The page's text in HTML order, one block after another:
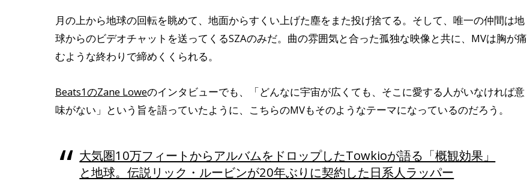
月の上から地球の回転を眺めて、地面からすくい上げた塵をまた投げ捨てる。そして、唯一の仲間は地
球からのビデオチャットを送ってくるSZAのみだ。曲の雰囲気と合った孤独な映像と共に、MVは胸が痛
むような終わりで締めくくられる。
Beats1のZane Loweのインタビューでも、「どんなに宇宙が広くても、そこに愛する人がいなければ意
味がない」という旨を語っていたように、こちらのMVもそのようなテーマになっているのだろう。
大気圏10万フィートからアルバムをドロップしたTowkioが語る「概観効果」
と地球。伝説リック・ルービンが20年ぶりに契約した日系人ラッパー